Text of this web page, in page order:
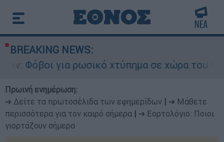
BREAKING NEWS:
χτύπημα σε χώρα του ΝΑΤΟ - Τα βασικά
Πρωινή ενημέρωση:
➔ Δείτε τα πρωτοσέλιδα των εφημερίδων
➔ Μάθετε
περισσότερα για τον καιρό σήμερα
➔ Εορτολόγιο: Ποιοι
γιορτάζουν σήμερα